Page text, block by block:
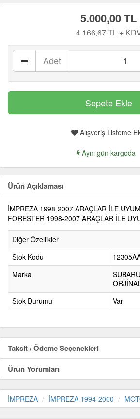
5.000,00 TL
4.166,67 TL +
Adet
Alışveriş Listeme
Aynı gün kargoda
Ürün Açıklaması
İMPREZA 1998-2007 ARAÇLAR İLE
FORESTER 1998-2007 ARAÇLAR İLE
Diğer Özellikler
Stok Kodu
Marka
Stok Durumu
Var
Taksit / Ödeme Seçenekleri
Ürün Yorumları
İMPREZA İMPREZA 1994-2000